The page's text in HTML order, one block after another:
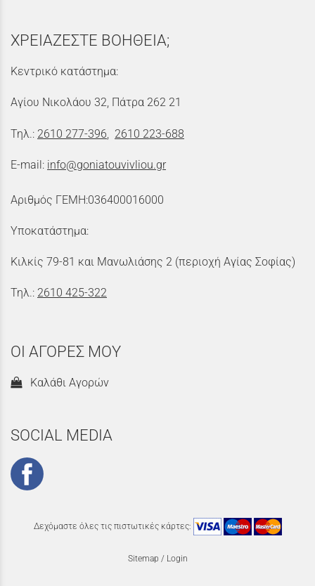
ΧΡΕΙΑΖΕΣΤΕ ΒΟΗΘΕΙΑ;
Κεντρικό κατάστημα:
Αγίου Νικολάου 32, Πάτρα 262 21
Τηλ.: 2610 277-396 2610 223-688
E-mail: info@goniatouvivliou.gr
Αριθμός ΓΕΜΗ:036400016000
Υποκατάστημα:
Κιλκίς 79-81 και Μανωλιάσης 2 (περιοχή Αγίας Σοφίας)
Τηλ.: 2610 425-322
ΟΙ ΑΓΟΡΕΣ ΜΟΥ
Καλάθι Αγορών
SOCIAL MEDIA
Δεχόμαστε όλες τις πιστωτικές κάρτες:
Sitemap / Login